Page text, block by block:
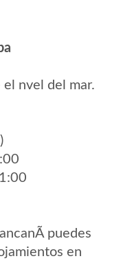
nvel del mar.
puedes
en